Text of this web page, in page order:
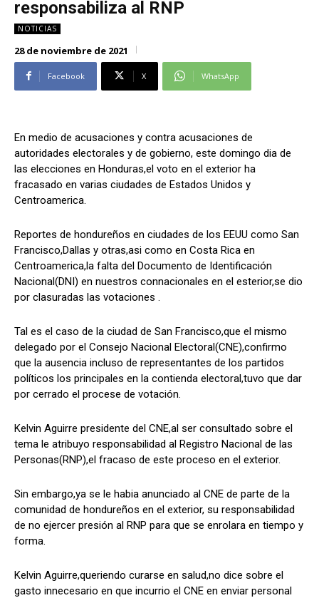
Alianza Patriotica
Libertad y Refundación
Frente Amplio
Centro Social Cristianos
Contáctenos
Suscríbase a nuestro boletín
Suscribirse
Comparta
Facebook X WhatsApp
Síganos
Alianza Patriotica
Libertad y Refundación
Frente Amplio
Centro Social Cristianos
Contáctenos
Suscríbase a nuestro boletín
Suscribirse
Comparta
Facebook X WhatsApp
Síganos
responsabiliza al RNP
NOTICIAS
28 de noviembre de 2021
Facebook X WhatsApp
En medio de acusaciones y contra acusaciones de
autoridades electorales y de gobierno, este domingo dia de
las elecciones en Honduras,el voto en el exterior ha
fracasado en varias ciudades de Estados Unidos y
Centroamerica.
Reportes de hondureños en ciudades de los EEUU como San
Francisco,Dallas y otras,asi como en Costa Rica en
Centroamerica,la falta del Documento de Identificación
Nacional(DNI) en nuestros connacionales en el esterior,se dio
por clasuradas las votaciones .
Tal es el caso de la ciudad de San Francisco,que el mismo
delegado por el Consejo Nacional Electoral(CNE),confirmo
que la ausencia incluso de representantes de los partidos
políticos los principales en la contienda electoral,tuvo que dar
por cerrado el procese de votación.
Kelvin Aguirre presidente del CNE,al ser consultado sobre el
tema le atribuyo responsabilidad al Registro Nacional de las
Personas(RNP),el fracaso de este proceso en el exterior.
Sin embargo,ya se le habia anunciado al CNE de parte de la
comunidad de hondureños en el exterior, su responsabilidad
de no ejercer presión al RNP para que se enrolara en tiempo y
forma.
Kelvin Aguirre,queriendo curarse en salud,no dice sobre el
gasto innecesario en que incurrio el CNE en enviar personal